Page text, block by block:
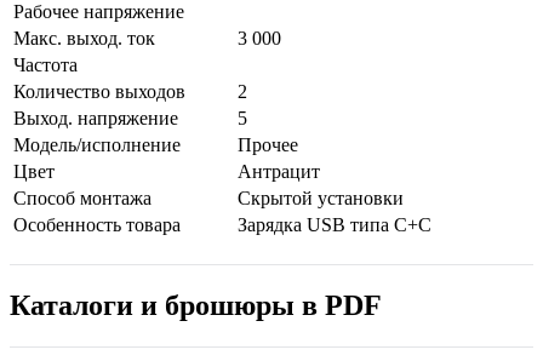
Рабочее напряжение
Макс. выход. ток
3 000
Частота
Количество выходов
2
Выход. напряжение
5
Модель/исполнение
Прочее
Цвет
Антрацит
Способ монтажа
Скрытой установки
Особенность товара
Зарядка USB типа С+С
Каталоги и брошюры в PDF